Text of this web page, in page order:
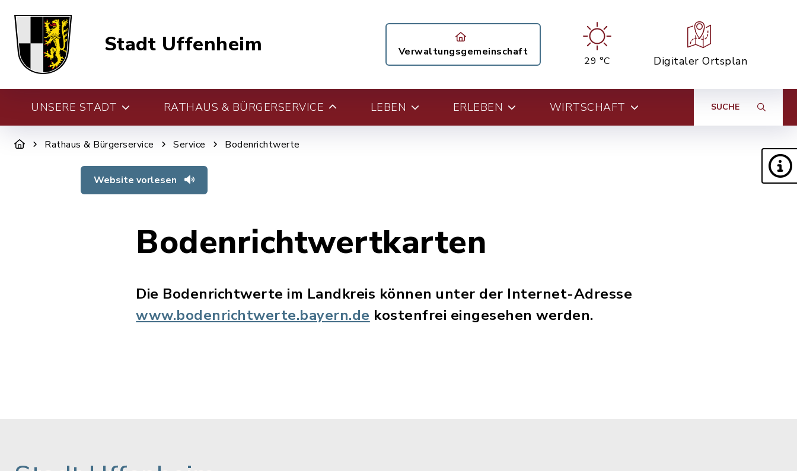
Stadt Uffenheim Verwaltungsgemeinschaft
29 °C Digitaler Ortsplan
UNSERE STADT RATHAUS & BÜRGERSERVICE LEBEN ERLEBEN WIRTSCHAFT SUCHE
Rathaus & Bürgerservice Service Bodenrichtwerte
Website vorlesen
Bodenrichtwertkarten
Die Bodenrichtwerte im Landkreis können unter der Internet-Adresse
www.bodenrichtwerte.bayern.de kostenfrei eingesehen werden.